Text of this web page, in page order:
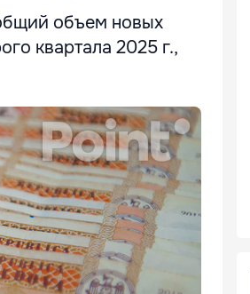
объем новых
квартала 2025 г.,